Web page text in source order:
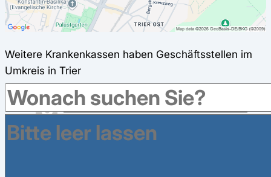
Weitere Krankenkassen haben Geschäftsstellen im
Umkreis in Trier
AOK Rheinland-Pfalz/Saarland in Trier
Paulinstraße 21, 54292 Trier